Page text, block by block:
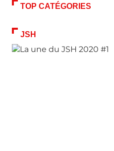
TOP CATÉGORIES
JSH